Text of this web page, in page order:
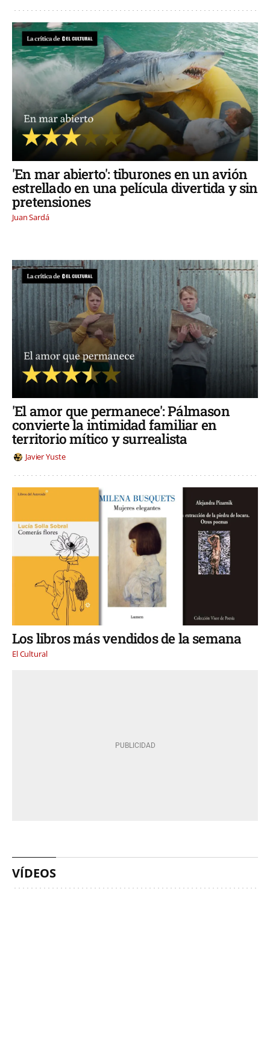
'En mar abierto': tiburones en un avión
estrellado en una película divertida y sin
pretensiones
Juan Sardá
'El amor que permanece': Pálmason
convierte la intimidad familiar en
territorio mítico y surrealista
Javier Yuste
Los libros más vendidos de la semana
El Cultural
VÍDEOS